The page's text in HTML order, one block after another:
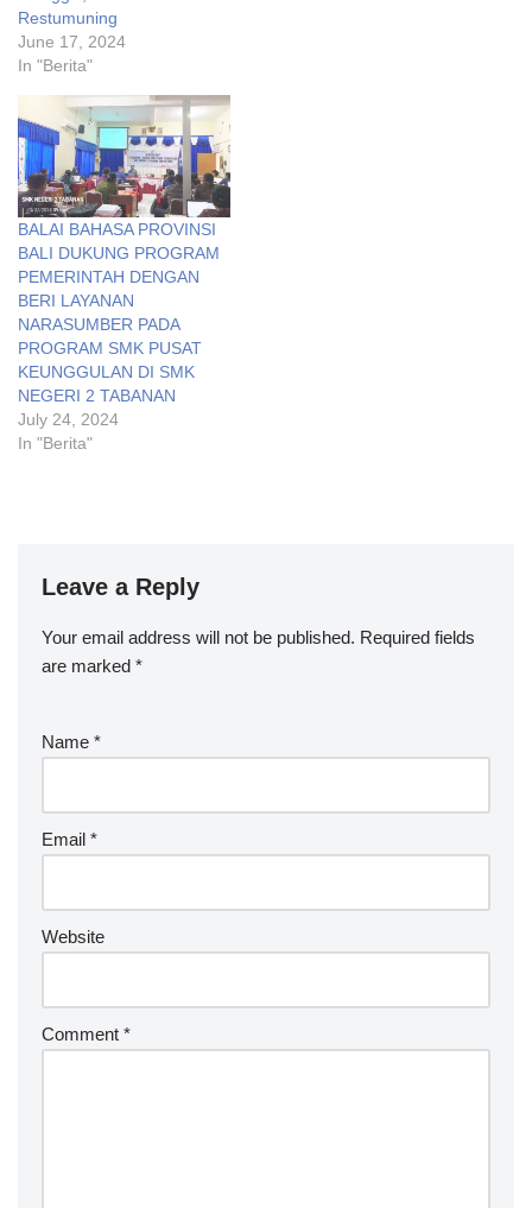
Restumuning
June 17, 2024
In "Berita"
BALAI BAHASA PROVINSI
BALI DUKUNG PROGRAM
PEMERINTAH DENGAN
BERI LAYANAN
NARASUMBER PADA
PROGRAM SMK PUSAT
KEUNGGULAN DI SMK
NEGERI 2 TABANAN
July 24, 2024
In "Berita"
Leave a Reply
Your email address will not be published. Required fields
are marked *
Name *
Email *
Website
Comment *